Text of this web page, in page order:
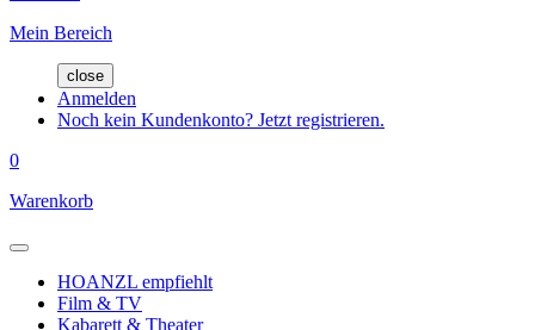
Mein Bereich
close
Anmelden
Noch kein Kundenkonto? Jetzt registrieren.
0
Warenkorb
HOANZL empfiehlt
Film & TV
Kabarett & Theater